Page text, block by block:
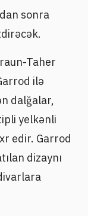
sonra
Taher
ilə
dalğalar,
yelkənli
edir. Garrod
dizaynı